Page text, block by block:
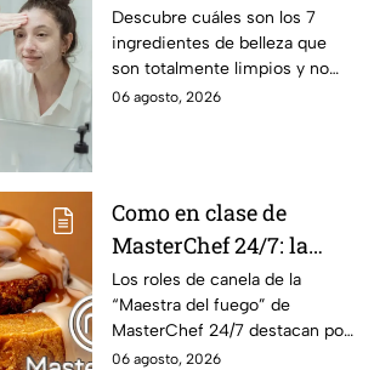
contaminan los ríos ni
el agua al enjuagarte
Descubre cuáles son los 7
ingredientes de belleza que
son totalmente limpios y no
contaminan los ríos ni el agua
06 agosto, 2026
Como en clase de
MasterChef 24/7: la
receta especial de los
roles de canela con
tocino de la Chef Lili
Los roles de canela de la
“Maestra del fuego” de
MasterChef 24/7 destacan por
su combinación de canela,
06 agosto, 2026